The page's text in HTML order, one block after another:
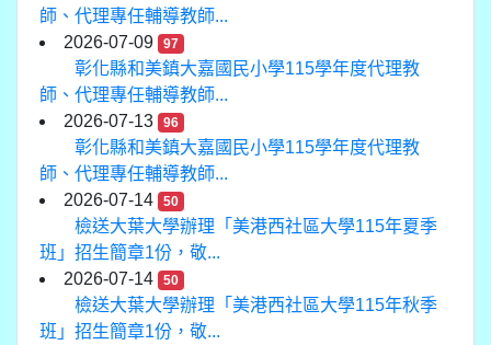
師、代理專任輔導教師...
2026-07-09
97
彰化縣和美鎮大嘉國民小學115學年度代理教
師、代理專任輔導教師...
2026-07-13
96
彰化縣和美鎮大嘉國民小學115學年度代理教
師、代理專任輔導教師...
2026-07-14
50
檢送大葉大學辦理「美港西社區大學115年夏季
班」招生簡章1份，敬...
2026-07-14
50
檢送大葉大學辦理「美港西社區大學115年秋季
班」招生簡章1份，敬...